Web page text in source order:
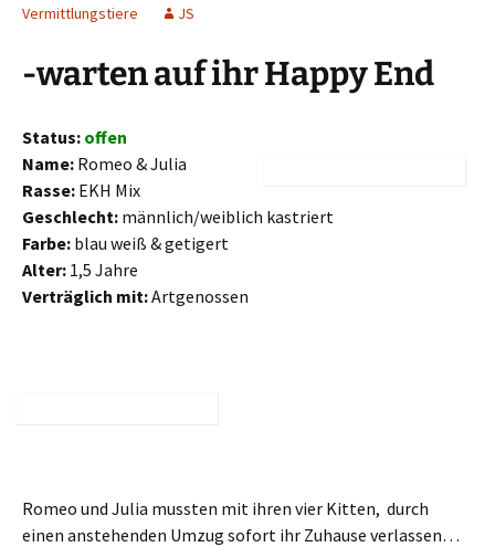
Vermittlungstiere
JS
-warten auf ihr Happy End
Status: offen
Name: Romeo & Julia
Rasse: EKH Mix
Geschlecht: männlich/weiblich kastriert
Farbe: blau weiß & getigert
Alter: 1,5 Jahre
Verträglich mit:Artgenossen
Romeo und Julia mussten mit ihren vier Kitten, durch
einen anstehenden Umzug sofort ihr Zuhause verlassen…